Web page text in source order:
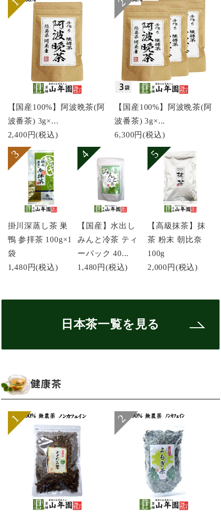
【国産100%】阿波晩茶(阿
波番茶) 3g×...
2,400円(税込)
【国産100%】阿波晩茶(阿
波番茶) 3g×...
6,300円(税込)
掛川深蒸し茶 巣
鴨 参拝茶 100g×1
袋
1,480円(税込)
【国産】水出し
みんと冷茶 ティ
ーパック 40...
1,480円(税込)
【高級抹茶】抹
茶 粉末 朝比奈
100g
2,000円 (税込)
日本茶一覧を見る
健康茶